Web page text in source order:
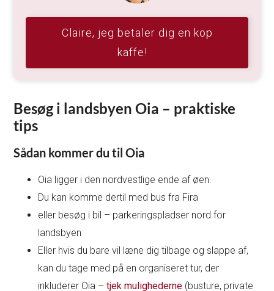
Claire, jeg betaler dig en kop
kaffe!
Besøg i landsbyen Oia – praktiske
tips
Sådan kommer du til Oia
Oia ligger i den nordvestlige ende af øen.
Du kan komme dertil med bus fra Fira
eller besøg i bil – parkeringspladser nord for
landsbyen
Eller hvis du bare vil læne dig tilbage og slappe af,
kan du tage med på en organiseret tur, der
inkluderer Oia –tjek mulighederne (busture, private